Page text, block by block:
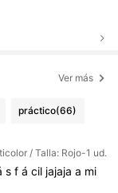
Ver más
práctico(66)
/ Talla: Rojo-1 ud.
s f á cil jajaja a mi